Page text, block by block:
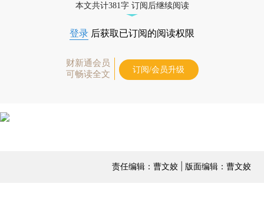
本文共计381字 订阅后继续阅读
登录 后获取已订阅的阅读权限
财新通会员
可畅读全文
订阅/会员升级
责任编辑：曹文姣 | 版面编辑：曹文姣